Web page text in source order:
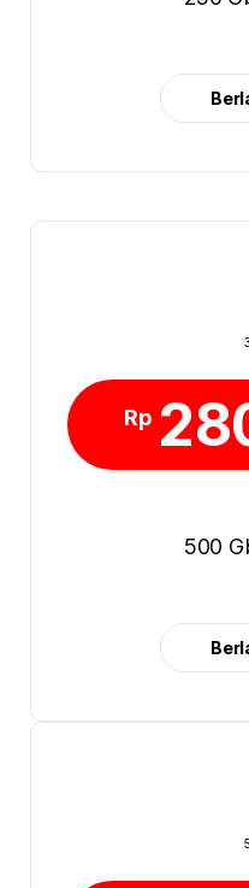
Rp
500